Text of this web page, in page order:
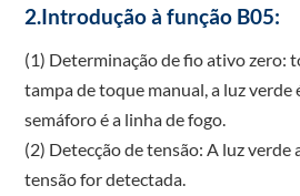
2.Introdução à função B05:
(1) Determinação de fio ativo zero:
tampa de toque manual, a luz verde
semáforo é a linha de fogo.
(2) Detecção de tensão: A luz verde
tensão for detectada.